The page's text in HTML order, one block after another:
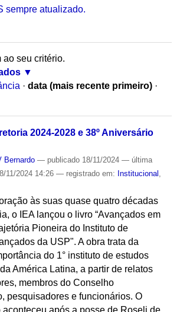
sempre atualizado.
seu critério.
· data (mais recente primeiro) ·
2024-2028 e 38º Aniversário
Bernardo — publicado18/11/2024 — última
11/2024 14:26 — registrado em: Institucional
às suas quase quatro décadas
o IEA lançou o livro “Avançados em
Pioneira do Instituto de
da USP". A obra trata da
do 1° instituto de estudos
América Latina, a partir de relatos
membros do Conselho
pesquisadores e funcionários. O
aconteceu após a posse de Roseli de